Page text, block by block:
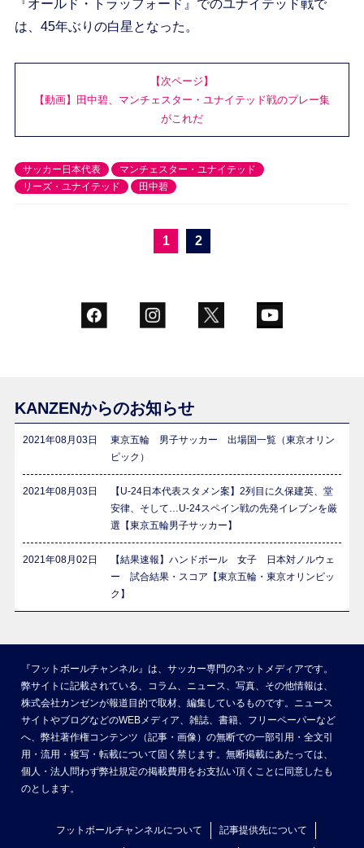
『オールド・トラッフォード』でのユナイテッド戦で
は、45年ぶりの白星となった。
【次ページ】
【動画】田中碧、マンチェスター・ユナイテッド戦のプレー集
がこれだ
サッカー日本代表
マンチェスター・ユナイテッド
リーズ・ユナイテッド
田中碧
1 2
KANZENからのお知らせ
2021年08月03日
東京五輪 男子サッカー 出場国一覧（東京オリン
ピック）
2021年08月03日
【U-24日本代表スタメン案】2列目に久保建英、堂
安律、そして…U-24スペイン戦の先発イレブンを厳
選【東京五輪男子サッカー】
2021年08月02日
【結果速報】ハンドボール 女子 日本対ノルウェ
ー 試合結果・スコア【東京五輪・東京オリンピッ
ク】
『フットボールチャンネル』は、サッカー専門のネットメディアです。
弊サイトに記載されている、コラム、ニュース、写真、その他情報は、
株式会社カンゼンが報道目的で取材、編集しているものです。ニュース
サイトやブログなどのWEBメディア、雑誌、書籍、フリーペーパーなど
へ、弊社著作権コンテンツ（記事・画像）の無断での一部引用・全文引
用・流用・複写・転載について固く禁じます。無断掲載にあたっては、
個人・法人問わず弊社規定の掲載費用をお支払い頂くことに同意したも
のとします。
フットボールチャンネルについて 記事提供先について